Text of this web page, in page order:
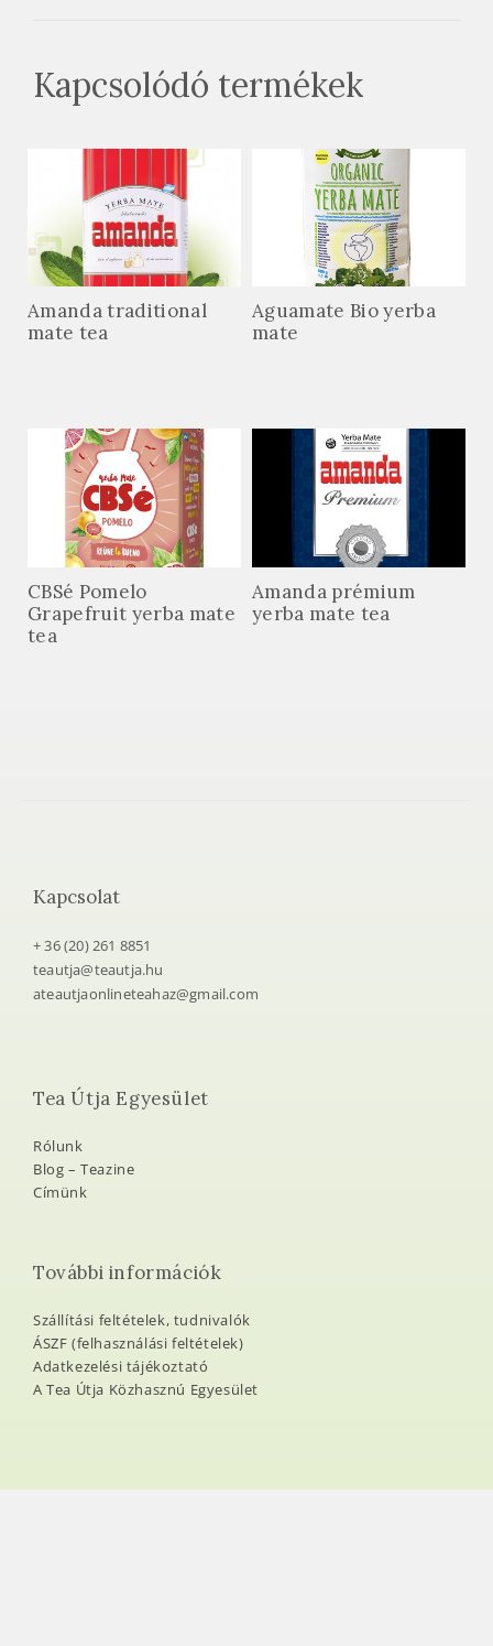
Kapcsolódó termékek
Amanda traditional
mate tea
Aguamate Bio yerba
mate
CBSé Pomelo
Grapefruit yerba mate
tea
Amanda prémium
yerba mate tea
Kapcsolat
+ 36 (20) 261 8851
teautja@teautja.hu
ateautjaonlineteahaz@gmail.com
Tea Útja Egyesület
Rólunk
Blog – Teazine
Címünk
További információk
Szállítási feltételek, tudnivalók
ÁSZF (felhasználási feltételek)
Adatkezelési tájékoztató
A Tea Útja Közhasznú Egyesület